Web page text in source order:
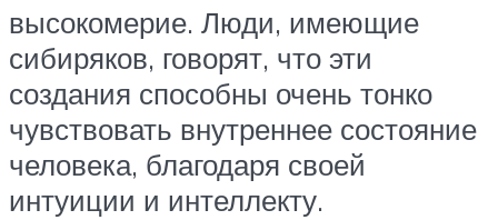
высокомерие. Люди, имеющие
сибиряков, говорят, что эти
создания способны очень тонко
чувствовать внутреннее состояние
человека, благодаря своей
интуиции и интеллекту.